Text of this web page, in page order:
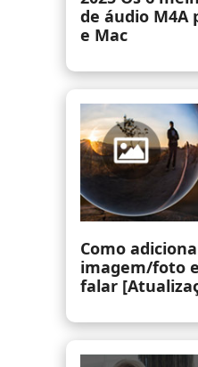
cortar
MP3/WMA/
Como editar
com
original